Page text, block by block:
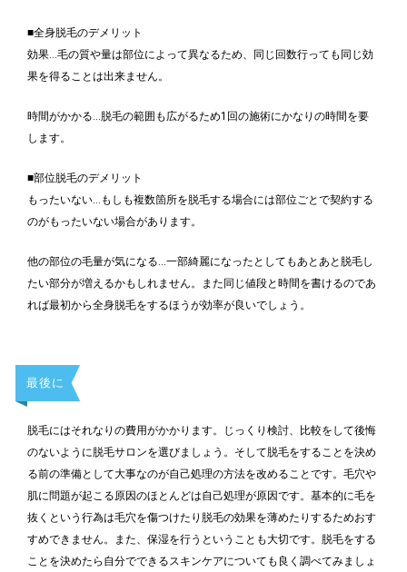
■全身脱毛のデメリット
効果…毛の質や量は部位によって異なるため、同じ回数行っても同じ効
果を得ることは出来ません。
時間がかかる…脱毛の範囲も広がるため1回の施術にかなりの時間を要
します。
■部位脱毛のデメリット
もったいない…もしも複数箇所を脱毛する場合には部位ごとで契約する
のがもったいない場合があります。
他の部位の毛量が気になる…一部綺麗になったとしてもあとあと脱毛し
たい部分が増えるかもしれません。また同じ値段と時間を書けるのであ
れば最初から全身脱毛をするほうが効率が良いでしょう。
最後に
脱毛にはそれなりの費用がかかります。じっくり検討、比較をして後悔
のないように脱毛サロンを選びましょう。そして脱毛をすることを決め
る前の準備として大事なのが自己処理の方法を改めることです。毛穴や
肌に問題が起こる原因のほとんどは自己処理が原因です。基本的に毛を
抜くという行為は毛穴を傷つけたり脱毛の効果を薄めたりするためおす
すめできません。また、保湿を行うということも大切です。脱毛をする
ことを決めたら自分でできるスキンケアについても良く調べてみましょ